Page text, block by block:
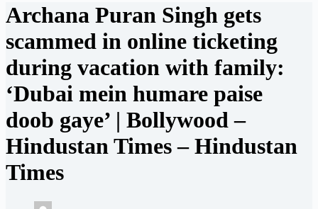
Archana Puran Singh gets
scammed in online ticketing
during vacation with family:
‘Dubai mein humare paise
doob gaye’ | Bollywood –
Hindustan Times – Hindustan
Times